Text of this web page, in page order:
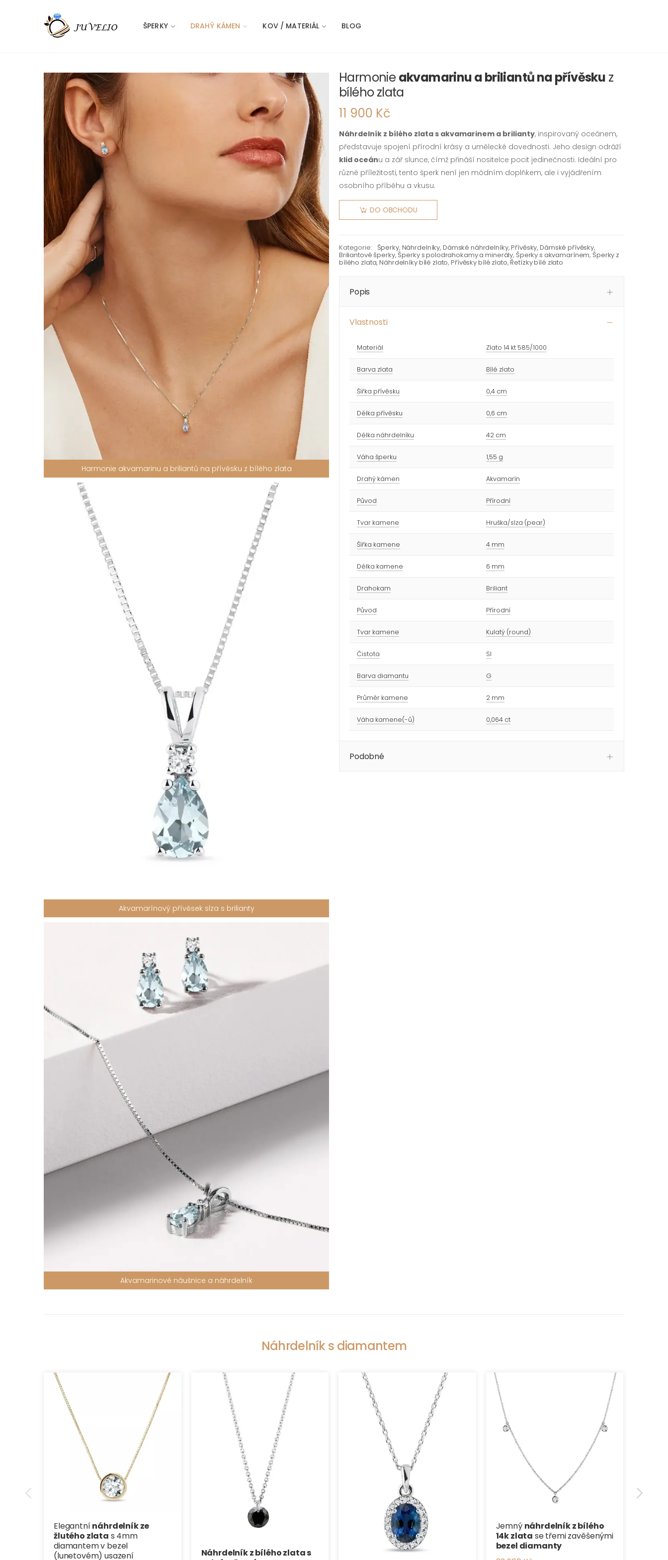
ŠPERKY DRAHÝ KÁMEN KOV / MATERIÁL BLOG
Harmonie akvamarinu a briliantů na přívěsku z bílého zlata
Akvamarínový přívěsek slza s brilianty
Akvamarinové náušnice a náhrdelník
Harmonie akvamarinu a briliantů na přívěsku z
bílého zlata
11 900 Kč
Náhrdelník z bílého zlata s akvamarinem a brilianty, inspirovaný oceánem,
představuje spojení přírodní krásy a umělecké dovednosti. Jeho design odráží
klid oceánu a zář slunce, čímž přináší nositelce pocit jedinečnosti. Ideální pro
různé příležitosti, tento šperk není jen módním doplňkem, ale i vyjádřením
osobního příběhu a vkusu.
DO OBCHODU
Kategorie: Šperky, Náhrdelníky, Dámské náhrdelníky,Přívěsky,Dámské přívěsky,
Briliantové šperky,Šperky s polodrahokamy a minerály, Šperky s akvamarínem,Šperky z
bílého zlata,Náhrdelníky bílé zlato,Přívěsky bílé zlato, Řetízky bílé zlato
Popis
Vlastnosti
Materiál Zlato 14 kt 585/1000
Barva zlata Bílé zlato
Šířka přívěsku 0,4 cm
Délka přívěsku 0,6 cm
Délka náhrdelníku 42 cm
Váha šperku 1,55 g
Drahý kámen Akvamarín
Původ Přírodní
Tvar kamene Hruška/slza (pear)
Šířka kamene 4 mm
Délka kamene 6 mm
Drahokam Briliant
Původ Přírodní
Tvar kamene Kulatý (round)
Čistota SI
Barva diamantu G
Průměr kamene 2 mm
Váha kamene(-ů) 0,064 ct
Podobné
Náhrdelník s diamantem
Elegantnínáhrdelník ze
žlutého zlata s 4mm
diamantem v bezel
(lunetovém) usazení
Náhrdelník z bílého zlata s
Jemný náhrdelník z bílého
14k zlata se třemi zavěšenými
bezel diamanty